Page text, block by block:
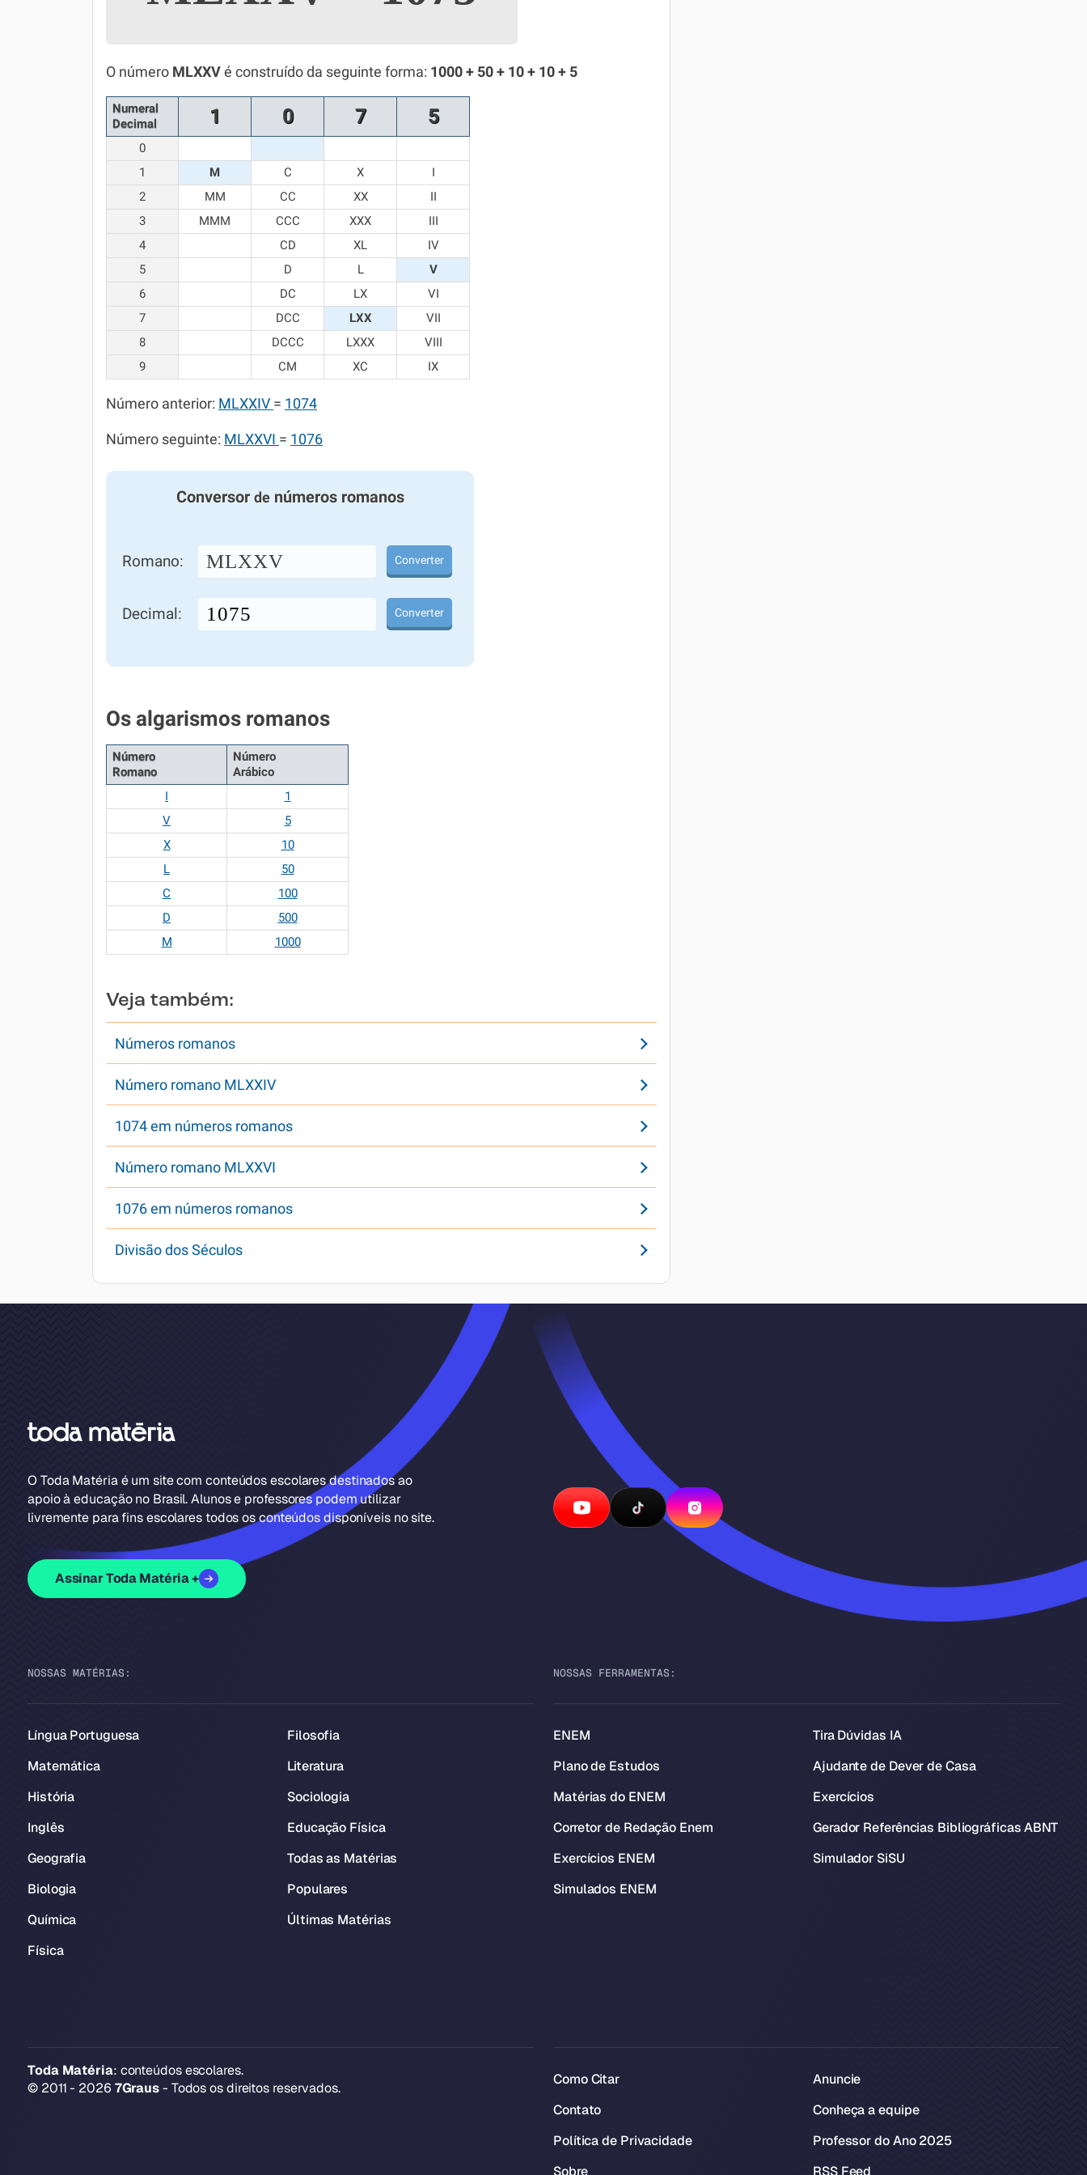
Química
Todos os Exercícios
O número MLXXV é construído da seguinte forma: 1000 + 50 + 10 + 10 + 5
Numeral
Decimal
1 0 7 5
0
1
M C X
I
2
MM CC XX
II
3
MMM CCC XXX
III
4
CD XL
IV
5
D L
V
6
DC LX
VI
7
DCC LXX
VII
8
DCCC LXXX
VIII
9
CM XC IX
Número anterior: MLXXIV = 1074
Número seguinte: MLXXVI = 1076
Conversor denúmeros romanos
Romano: MLXXV Converter
Decimal: Converter
Os algarismos romanos
Número
Romano
Número
Arábico
I
1
V
5
X
10
L
50
C
100
D
500
M
1000
Veja também:
Números romanos
Número romano MLXXIV
1074 em números romanos
Número romano MLXXVI
1076 em números romanos
Divisão dos Séculos
O Toda Matéria é um site com conteúdos escolares destinados ao
apoio à educação no Brasil. Alunos e professores podem utilizar
livremente para fins escolares todos os conteúdos disponíveis no site.
Assinar Toda Matéria +
NOSSAS MATÉRIAS:
Língua Portuguesa
Matemática
História
Inglês
Geografia
Biologia
Química
Física
Filosofia
Literatura
Sociologia
Educação Física
Todas as Matérias
Populares
Últimas Matérias
NOSSAS FERRAMENTAS:
ENEM
Plano de Estudos
Matérias do ENEM
Corretor de Redação Enem
Exercícios ENEM
Simulados ENEM
Tira Dúvidas IA
Ajudante de Dever de Casa
Exercícios
Gerador Referências Bibliográficas ABNT
Simulador SiSU
Toda Matéria: conteúdos escolares.
© 2011 - 2026 7Graus- Todos os direitos reservados.
Como Citar
Contato
Política de Privacidade
Sobre
Anuncie
Conheça a equipe
Professor do Ano 2025
RSS Feed